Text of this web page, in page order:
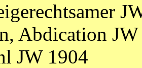
Abdication JW
JW 1904